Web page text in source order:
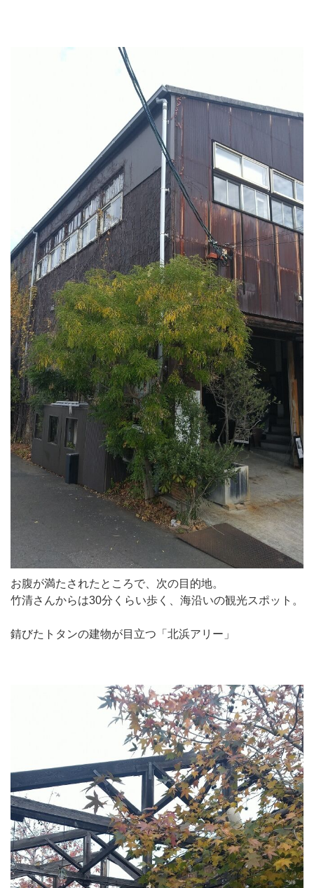
お腹が満たされたところで、次の目的地。
竹清さんからは30分くらい歩く、海沿いの観光スポット。
錆びたトタンの建物が目立つ「北浜アリー」